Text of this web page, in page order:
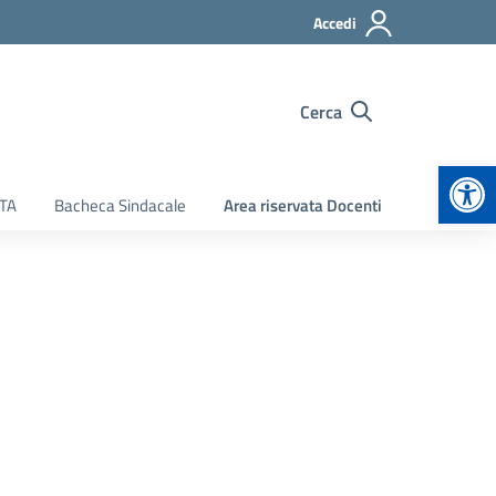
Accedi
Cerca
Bacheca Sindacale Area riservata Docenti